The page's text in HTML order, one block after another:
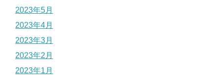
2023年5月
2023年4月
2023年3月
2023年2月
2023年1月